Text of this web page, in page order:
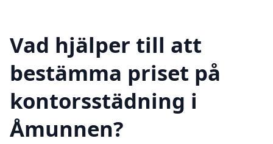
Vad hjälper till att
bestämma priset på
kontorsstädning i
Åmunnen?